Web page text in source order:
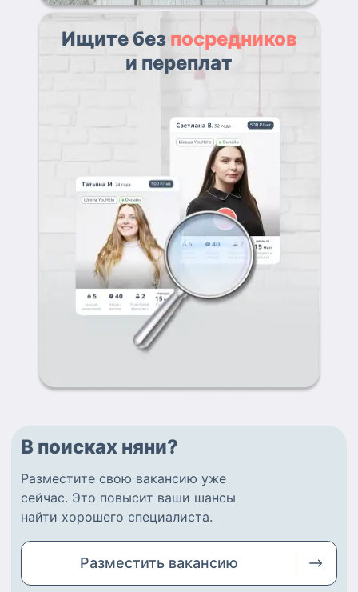
Ищите без посредников
и переплат
В поисках няни?
Разместите свою вакансию уже
сейчас. Это повысит ваши шансы
найти хорошего специалиста.
Разместить вакансию